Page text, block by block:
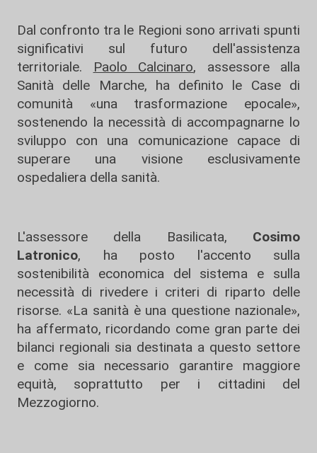
Dal confronto tra le Regioni sono arrivati spunti
significativi sul futuro dell'assistenza
territoriale.
Paolo Calcinaro, assessore alla
Sanità delle Marche, ha definito le Case di
comunità «una trasformazione epocale»,
sostenendo la necessità di accompagnarne lo
sviluppo con una comunicazione capace di
superare una visione esclusivamente
ospedaliera della sanità.
L'assessore della Basilicata, Cosimo
Latronico, ha posto l'accento sulla
sostenibilità economica del sistema e sulla
necessità di rivedere i criteri di riparto delle
risorse. «La sanità è una questione nazionale»,
ha affermato, ricordando come gran parte dei
bilanci regionali sia destinata a questo settore
e come sia necessario garantire maggiore
equità, soprattutto per i cittadini del
Mezzogiorno.